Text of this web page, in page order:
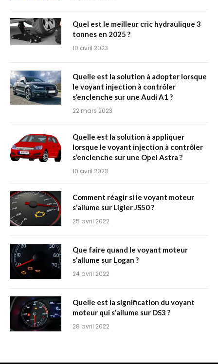
Quel est le meilleur cric hydraulique 3
tonnes en 2025 ?
10 avril 2023
Quelle est la solution à adopter lorsque
le voyant injection à contrôler
s’enclenche sur une Audi A1 ?
22 mars 2023
Quelle est la solution à appliquer
lorsque le voyant injection à contrôler
s’enclenche sur une Opel Astra ?
10 avril 2023
Comment réagir si le voyant moteur
s’allume sur Ligier JS50 ?
25 avril 2022
Que faire quand le voyant moteur
s’allume sur Logan ?
24 avril 2022
Quelle est la signification du voyant
moteur qui s’allume sur DS3 ?
28 avril 2022